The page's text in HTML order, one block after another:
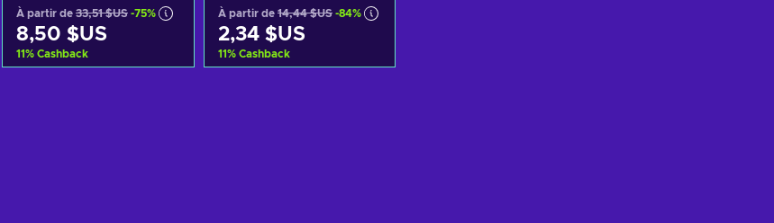
À partir de 33,51 $US -75%
8,50 $US
11% Cashback
À partir de 14,44 $US -84%
2,34 $US
11% Cashback